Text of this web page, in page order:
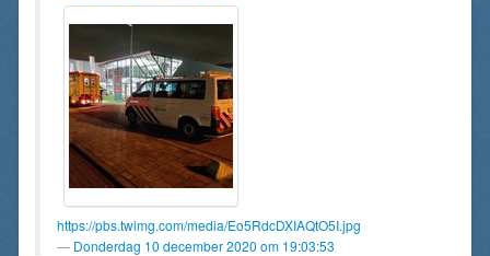
https://pbs.twimg.com/media/Eo5RdcDXIAQtO5I.jpg
Donderdag 10 december 2020 om 19:03:53